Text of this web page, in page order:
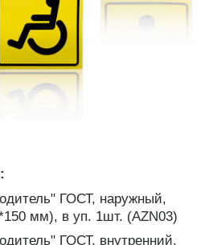
ГОСТ, наружный,
мм), в уп. 1шт. (AZN03)
ГОСТ, внутренний,